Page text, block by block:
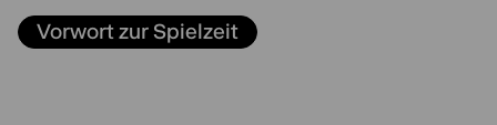
Vorwort zur Spielzeit